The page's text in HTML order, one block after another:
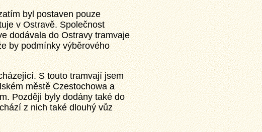
byl postaven pouze
v Ostravě. Společnost
dodávala do Ostravy tramvaje
by podmínky výběrového
S touto tramvají jsem
městě Czestochowa a
Později byly dodány také do
z nich také dlouhý vůz